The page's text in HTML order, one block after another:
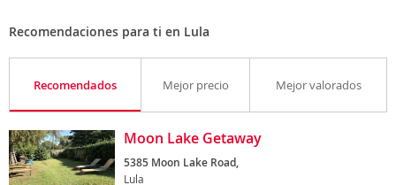
Recomendaciones para ti en Lula
Recomendados Mejor precio Mejor valorados
Moon Lake Getaway
5385 Moon Lake Road,
Lula